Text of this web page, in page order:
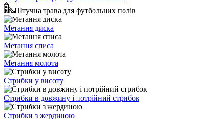
Штучна трава для футбольних полів
Метання диска
Метання списа
Метання молота
Стрибки у висоту
Стрибки в довжину і потрійний стрибок
Стрибки з жердиною